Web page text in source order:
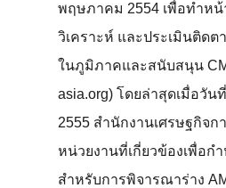
พฤษภาคม 2554 เพื่อทำหน้
วิเคราะห์ และประเมินติดต
ในภูมิภาคและสนับสนุน
asia.org) โดยล่าสุดเมื่อวัน
2555 สำนักงานเศรษฐกิจก
หน่วยงานที่เกี่ยวข้องเพื่อก
สำหรับการพิจารณาร่าง